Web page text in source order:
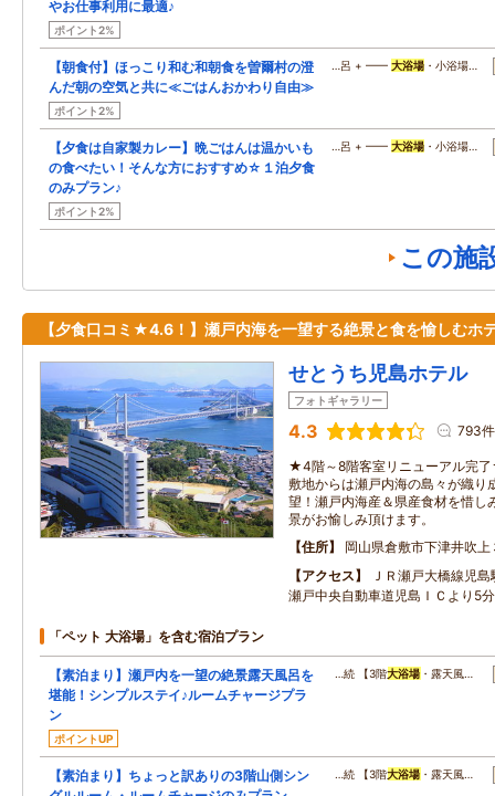
やお仕事利用に最適♪
ポイント2%
【朝食付】ほっこり和む和朝食を曽爾村の澄
んだ朝の空気と共に≪ごはんおかわり自由≫
ポイント2%
…呂 + ━━ 大浴場 ・小浴場…
【夕食は自家製カレー】晩ごはんは温かいも
の食べたい！そんな方におすすめ☆１泊夕食
のみプラン♪
ポイント2%
…呂 + ━━ 大浴場 ・小浴場…
この施
【夕食口コミ★4.6！】瀬戸内海を一望する絶景と食を愉しむホ
せとうち児島ホテル
フォトギャラリー
4.3 793件
★4階～8階客室リニューアル完
敷地からは瀬戸内海の島々が織り
望！瀬戸内海産＆県産食材を惜し
景がお愉しみ頂けます。
住所
岡山県倉敷市下津井吹
アクセス
ＪＲ瀬戸大橋線児
瀬戸中央自動車道児島ＩＣより5
「ペット 大浴場」を含む宿泊プラン
【素泊まり】瀬戸内を一望の絶景露天風呂を
堪能！シンプルステイ♪ルームチャージプラ
ン
ポイントUP
…続 【3階大浴場 ・露天風…
【素泊まり】ちょっと訳ありの3階山側シン
…続 【3階大浴場 ・露天風…